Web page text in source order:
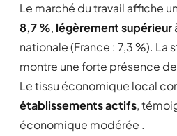
Le marché du travail affiche
8,7 %, légèrement supérieur
nationale (France : 7,3 %).
montre une forte présence de
Le tissu économique local
établissements actifs,
économique modérée .